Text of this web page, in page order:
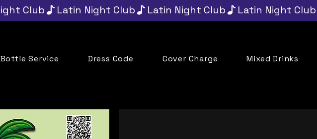
Bottle Service Dress Code Cover Charge Mixed Drinks